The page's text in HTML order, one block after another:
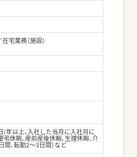
宅業務（施設）
/年以上、入社した当月に入社月に
休暇、産前産後休暇、生理休暇、介
間、転勤2～3日間）など